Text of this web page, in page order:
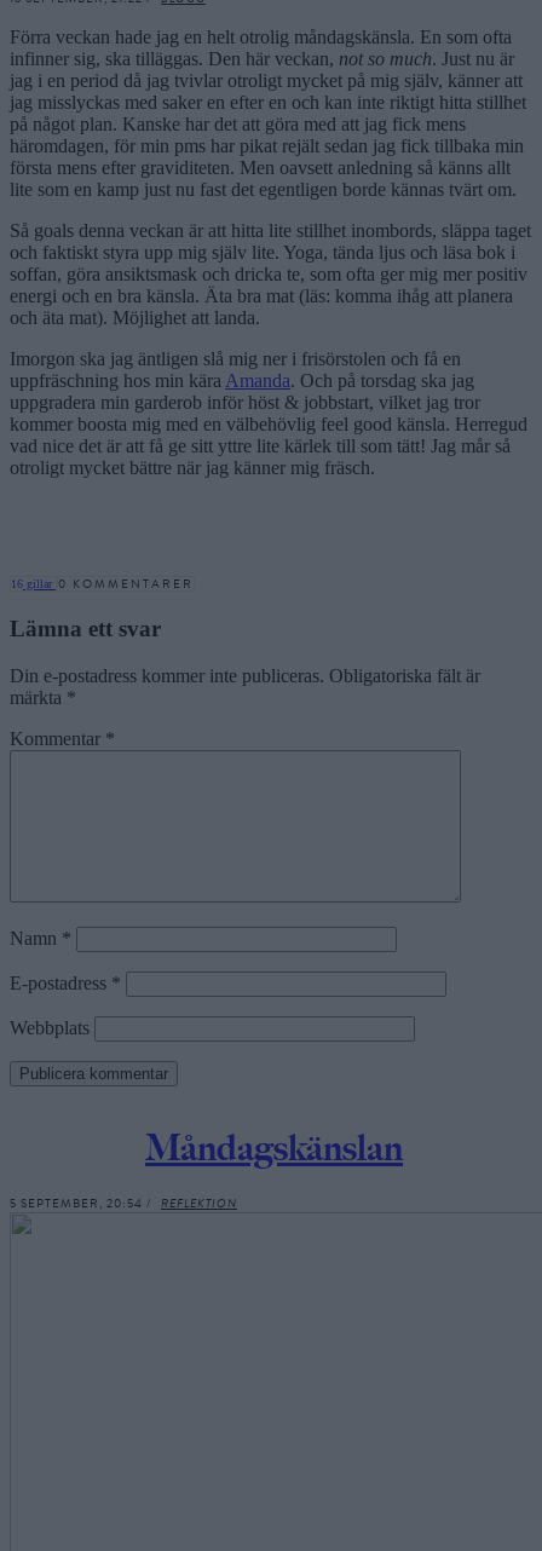
Förra veckan hade jag en helt otrolig måndagskänsla. En som ofta
infinner sig, ska tilläggas. Den här veckan, not so much. Just nu är
jag i en period då jag tvivlar otroligt mycket på mig själv, känner att
jag misslyckas med saker en efter en och kan inte riktigt hitta stillhet
på något plan. Kanske har det att göra med att jag fick mens
häromdagen, för min pms har pikat rejält sedan jag fick tillbaka min
första mens efter graviditeten. Men oavsett anledning så känns allt
lite som en kamp just nu fast det egentligen borde kännas tvärt om.
Så goals denna veckan är att hitta lite stillhet inombords, släppa taget
och faktiskt styra upp mig själv lite. Yoga, tända ljus och läsa bok i
soffan, göra ansiktsmask och dricka te, som ofta ger mig mer positiv
energi och en bra känsla. Äta bra mat (läs: komma ihåg att planera
och äta mat). Möjlighet att landa.
Imorgon ska jag äntligen slå mig ner i frisörstolen och få en
uppfräschning hos min kära Amanda. Och på torsdag ska jag
uppgradera min garderob inför höst & jobbstart, vilket jag tror
kommer boosta mig med en välbehövlig feel good känsla. Herregud
vad nice det är att få ge sitt yttre lite kärlek till som tätt! Jag mår så
otroligt mycket bättre när jag känner mig fräsch.
16 gillar 0 KOMMENTARER
Lämna ett svar
Din e-postadress kommer inte publiceras. Obligatoriska fält är
märkta *
Kommentar *
Namn *
E-postadress *
Webbplats
Måndagskänslan
5 SEPTEMBER, 20:54 / REFLEKTION